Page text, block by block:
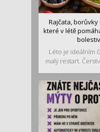
Rajčata,
které v létě
Léto je ideálním
malý restart.